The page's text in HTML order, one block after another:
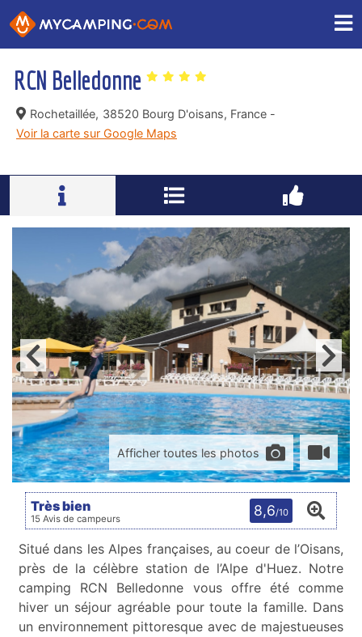
RCN Belledonne
Rochetaillée, 38520 Bourg D'oisans, France -
Voir la carte sur Google Maps
Afficher toutes les photos
Très bien
15 Avis de campeurs 8,6/10
Situé dans les Alpes françaises, au coeur de l’Oisans,
près de la célèbre station de l’Alpe d'Huez. Notre
camping RCN Belledonne vous offre été comme
hiver un séjour agréable pour toute la famille. Dans
un environnement pittoresque avec de majestueuses